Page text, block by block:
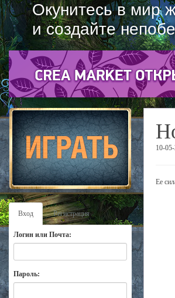
Окунитесь в мир
и создайте
Вход Регистрация
Логин или Почта:
Пароль:
10-
Ее